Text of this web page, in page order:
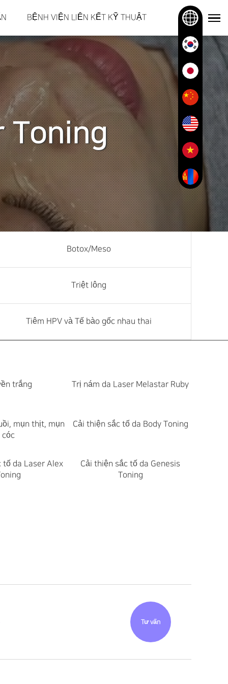
BỆNH VIỆN LIÊN KẾT KỸ THUẬT
Toning
Botox/Meso
Triệt lông
Tiêm HPV và Tế bào gốc nhau thai
trắng Trị nám da Laser Melastar Ruby
mụn thịt, mụn
cóc
Cải thiện sắc tố da Body Toning
tố da Laser Alex
Cải thiện sắc tố da Genesis
Toning
Tư vấn